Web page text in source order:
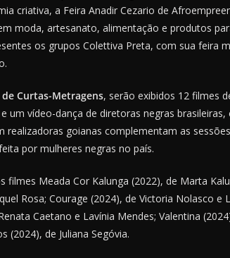
criativa, a Feira Anadir Cezario de
moda, artesanato, alimentação e produtos
os grupos Colettiva Preta, com sua feira
Curtas-Metragens, serão exibidos 12 filmes
um vídeo-dança de diretoras negras
realizadoras goianas complementam as
por mulheres negras no país.
Meada Cor Kalunga (2022), de Marta
Rosa; Courage (2024), de Victoria Nolasco e
Caetano e Lavínia Mendes; Valentina
(2024), de Juliana Segóvia.